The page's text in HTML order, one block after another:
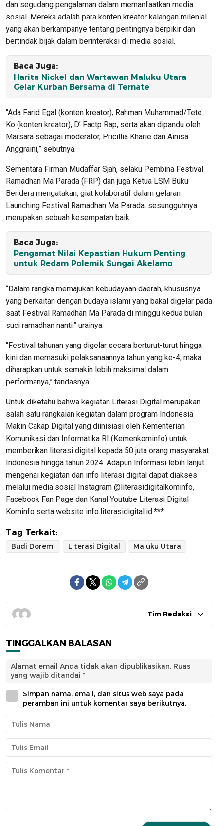
dan segudang pengalaman dalam memanfaatkan media
sosial. Mereka adalah para konten kreator kalangan milenial
yang akan berkampanye tentang pentingnya berpikir dan
bertindak bijak dalam berinteraksi di media sosial.
Baca Juga:
Harita Nickel dan Wartawan Maluku Utara
Gelar Kurban Bersama di Ternate
“Ada Farid Egal (konten kreator), Rahman Muhammad/Tete
Ko (konten kreator), D’ Factp Rap, serta akan dipandu oleh
Marsara sebagai moderator, Pricillia Kharie dan Ainisa
Anggraini,” sebutnya.
Sementara Firman Mudaffar Sjah, selaku Pembina Festival
Ramadhan Ma Parada (FRP) dan juga Ketua LSM Buku
Bendera mengatakan, giat kolaboratif dalam gelaran
Launching Festival Ramadhan Ma Parada, sesungguhnya
merupakan sebuah kesempatan baik.
Baca Juga:
Pengamat Nilai Kepastian Hukum Penting
untuk Redam Polemik Sungai Akelamo
“Dalam rangka memajukan kebudayaan daerah, khususnya
yang berkaitan dengan budaya islami yang bakal digelar pada
saat Festival Ramadhan Ma Parada di minggu kedua bulan
suci ramadhan nanti,” urainya.
“Festival tahunan yang digelar secara berturut-turut hingga
kini dan memasuki pelaksanaannya tahun yang ke-4, maka
diharapkan untuk semakin lebih maksimal dalam
performanya,” tandasnya.
Untuk diketahu bahwa kegiatan Literasi Digital merupakan
salah satu rangkaian kegiatan dalam program Indonesia
Makin Cakap Digital yang diinisiasi oleh Kementerian
Komunikasi dan Informatika RI (Kemenkominfo) untuk
memberikan literasi digital kepada 50 juta orang masyarakat
Indonesia hingga tahun 2024. Adapun Informasi lebih lanjut
mengenai kegiatan dan info literasi digital dapat diakses
melalui media sosial Instagram @literasidigitalkominfo,
Facebook Fan Page dan Kanal Youtube Literasi Digital
Kominfo serta website info.literasidigital.id.***
Tag Terkait:
Budi Doremi Literasi Digital Maluku Utara
Tim Redaksi
TINGGALKAN BALASAN
Alamat email Anda tidak akan dipublikasikan. Ruas
yang wajib ditandai *
Simpan nama, email, dan situs web saya pada
peramban ini untuk komentar saya berikutnya.